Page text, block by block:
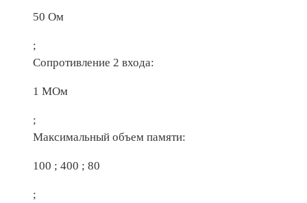
50 Ом
;
Сопротивление 2 входа:
1 МОм
;
Максимальный объем памяти:
100 ; 400 ; 80
;